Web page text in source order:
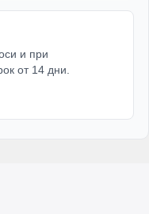
и при
от 14 дни.